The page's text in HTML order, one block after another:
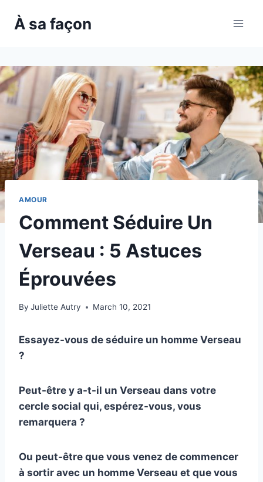
À sa façon
AMOUR
Comment Séduire Un
Verseau : 5 Astuces
Éprouvées
By Juliette Autry March 10, 2021
Essayez-vous de séduire un homme Verseau
?
Peut-être y a-t-il un Verseau dans votre
cercle social qui, espérez-vous, vous
remarquera ?
Ou peut-être que vous venez de commencer
à sortir avec un homme Verseau et que vous